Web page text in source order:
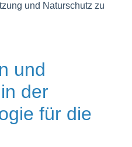
und Naturschutz zu
und
der
für die